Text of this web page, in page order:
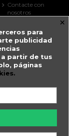
Contacte con
nosotros
Tiendas
×
para
publicidad
partir de tus
páginas